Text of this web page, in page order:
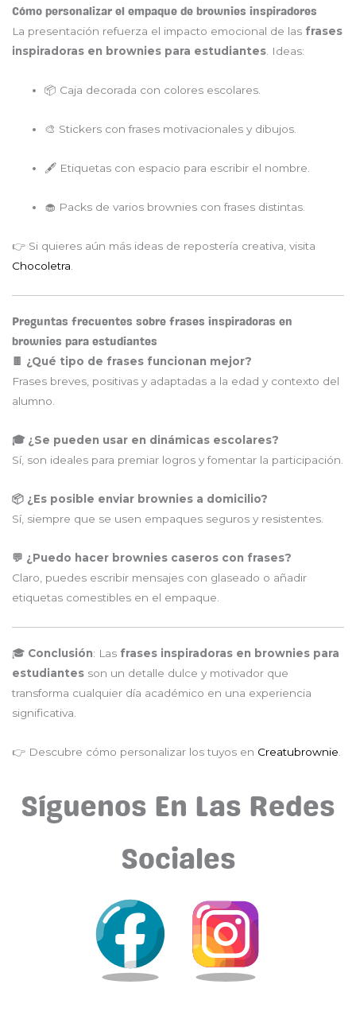
Cómo personalizar el empaque de brownies inspiradores
La presentación refuerza el impacto emocional de las frases
inspiradoras en brownies para estudiantes . Ideas:
📦 Caja decorada con colores escolares.
🎨 Stickers con frases motivacionales y dibujos.
🖋 Etiquetas con espacio para escribir el nombre.
🧁 Packs de varios brownies con frases distintas.
👉 Si quieres aún más ideas de repostería creativa, visita
Chocoletra
Preguntas frecuentes sobre frases inspiradoras en
brownies para estudiantes
🍫 ¿Qué tipo de frases funcionan mejor?
Frases breves, positivas y adaptadas a la edad y contexto del
alumno.
🎓 ¿Se pueden usar en dinámicas escolares?
Sí, son ideales para premiar logros y fomentar la participación.
📦 ¿Es posible enviar brownies a domicilio?
Sí, siempre que se usen empaques seguros y resistentes.
💬 ¿Puedo hacer brownies caseros con frases?
Claro, puedes escribir mensajes con glaseado o añadir
etiquetas comestibles en el empaque.
🎓 Conclusión: Las frases inspiradoras en brownies para
estudiantes son un detalle dulce y motivador que
transforma cualquier día académico en una experiencia
significativa.
👉 Descubre cómo personalizar los tuyos en Creatubrownie.
Síguenos En Las Redes
Sociales